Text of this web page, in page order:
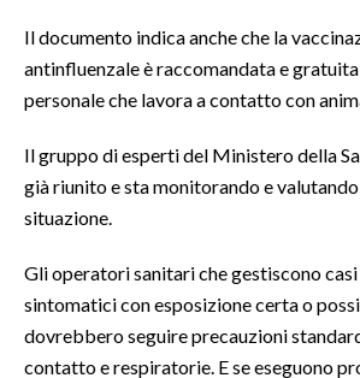
3 MINUTI CON
INSULARITÀ
INFO AZIENDE
ABBONATI
NECROLOGI
PUBBLICITÀ
SPIAGGE
Il documento indica anche che la
antinfluenzale è raccomandata e
personale che lavora a contatto con
Il gruppo di esperti del Ministero della
già riunito e sta monitorando e
situazione.
Gli operatori sanitari che gestiscono casi
sintomatici con esposizione certa o
dovrebbero seguire precauzioni
contatto e respiratorie. E se eseguono